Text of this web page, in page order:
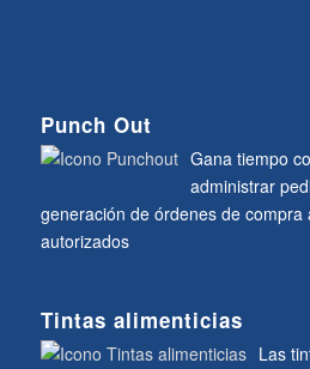
Punch Out
Gana tiempo
administrar
generación de órdenes de compra
autorizados
Tintas alimenticias
Las